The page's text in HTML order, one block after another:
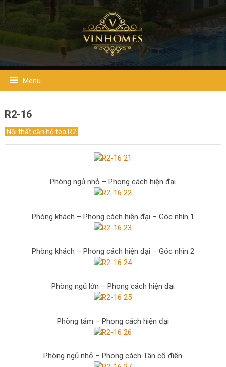
Menu
R2-16
Nội thất căn hộ tòa R2
Phòng ngủ nhỏ – Phong cách hiện đại
Phòng khách – Phong cách hiện đại – Góc nhìn 1
Phòng khách – Phong cách hiện đại – Góc nhìn 2
Phòng ngủ lớn – Phong cách hiện đại
Phòng tắm – Phong cách hiện đại
Phòng ngủ nhỏ – Phong cách Tân cổ điển